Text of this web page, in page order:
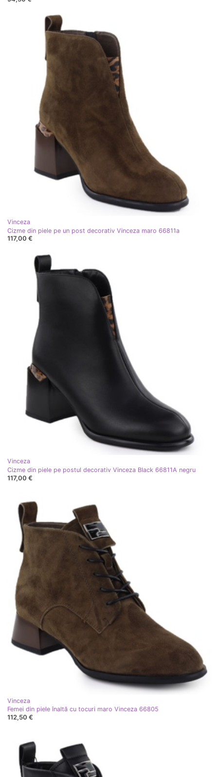
Vinceza
Cizme din piele pe un post decorativ Vinceza maro 66811a
117,00 €
Vinceza
Cizme din piele pe postul decorativ Vinceza Black 66811A negru
117,00 €
Vinceza
Femei din piele înaltă cu tocuri maro Vinceza 66805
112,50 €